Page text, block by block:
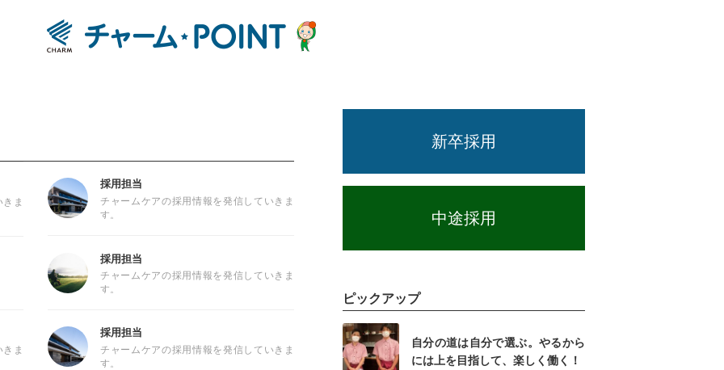
ま
採用担当
チャームケアの採用情報を発信していきま
す。
採用担当
チャームケアの採用情報を発信していきま
す。
ま
採用担当
チャームケアの採用情報を発信していきま
す。
新卒採用
中途採用
ピックアップ
自分の道は自分で選ぶ。やるから
には上を目指して、楽しく働く！